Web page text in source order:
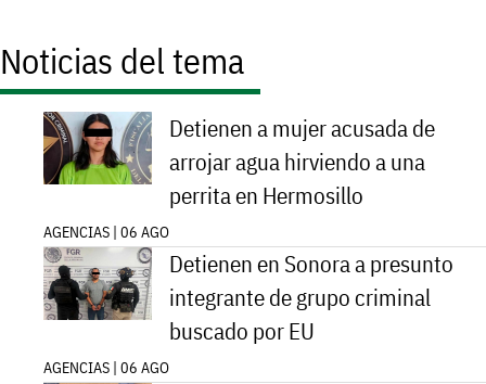
Noticias del tema
Detienen a mujer acusada de
arrojar agua hirviendo a una
perrita en Hermosillo
AGENCIAS | 06 AGO
Detienen en Sonora a presunto
integrante de grupo criminal
buscado por EU
AGENCIAS | 06 AGO